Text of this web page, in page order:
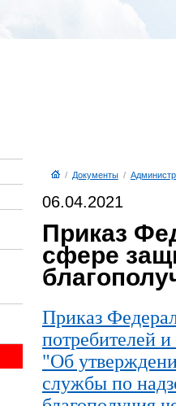
/ Документы/
06.04.2021
Приказ
сфере
Приказ
потребителей
"Об
службы по